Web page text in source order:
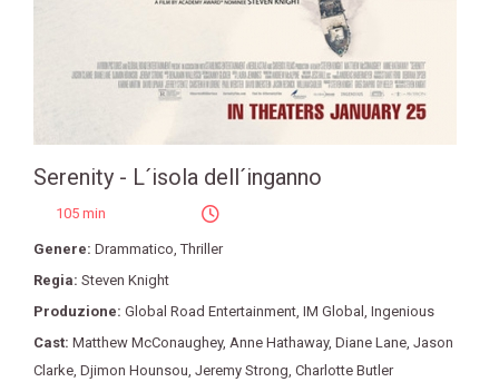
Serenity - L´isola dell´inganno
105 min
Genere: Drammatico,Thriller
Regia: Steven Knight
Produzione: Global Road Entertainment, IM Global , Ingenious
Cast: Matthew McConaughey, Anne Hathaway, Diane Lane, Jason
Clarke, Djimon Hounsou, Jeremy Strong, Charlotte Butler